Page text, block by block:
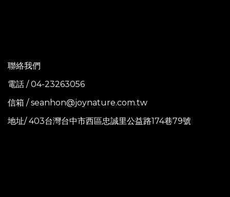
聯絡我們
電話 / 04-23263056
信箱 / seanhon@joynature.com.tw
地址/ 403台灣台中市西區忠誠里公益路174巷79號